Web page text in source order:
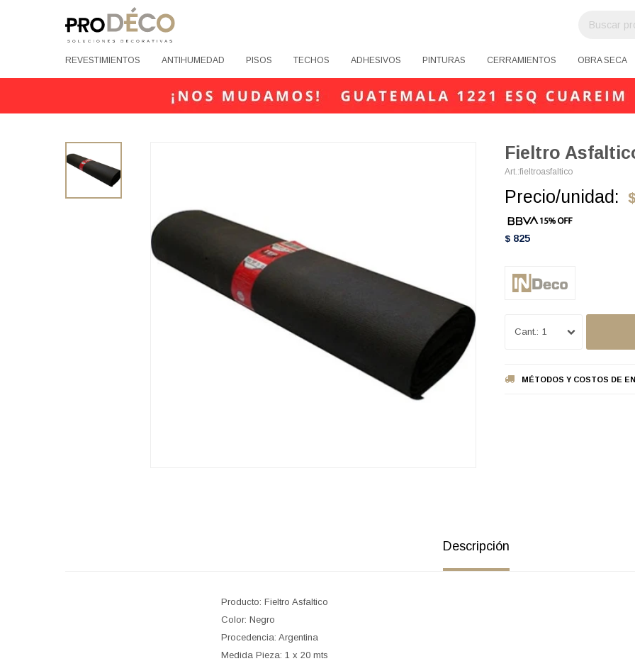
REVESTIMIENTOS ANTIHUMEDAD PISOS TECHOS ADHESIVOS PINTURAS CERRAMIENTOS OBRA SECA
Fieltro
fieltroasfaltico
Precio/unidad: $
$ 825
1
MÉTODOS Y COSTOS DE
Descripción
Producto: Fieltro Asfaltico
Color: Negro
Procedencia: Argentina
Medida Pieza: 1 x 20 mts